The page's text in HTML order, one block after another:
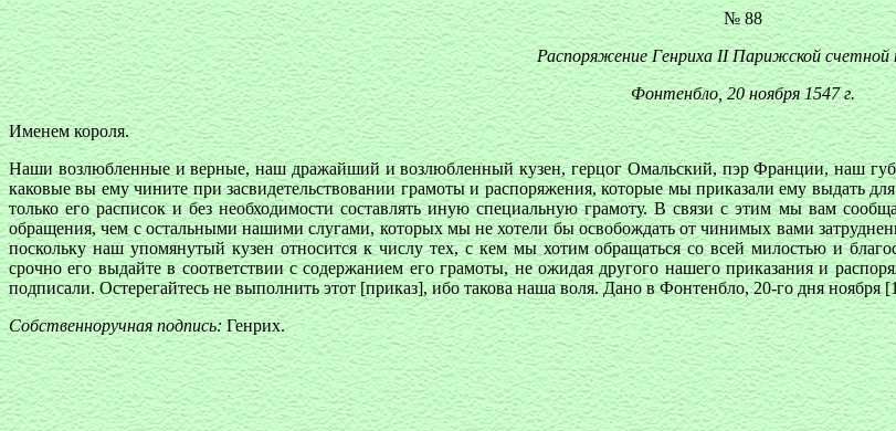
№ 88
Распоряжение Генриха II Парижской счетной
Фонтенбло, 20 ноября 1547 г.
Именем короля.
Наши возлюбленные и верные, наш дражайший и возлюбленный кузен, герцог Омальский, пэр Франции, наш
каковые вы ему чините при засвидетельствовании грамоты и распоряжения, которые мы приказали ему выдать
только его расписок и без необходимости составлять иную специальную грамоту. В связи с этим мы вам
обращения, чем с остальными нашими слугами, которых мы не хотели бы освобождать от чинимых вами
поскольку наш упомянутый кузен относится к числу тех, с кем мы хотим обращаться со всей милостью и
срочно его выдайте в соответствии с содержанием его грамоты, не ожидая другого нашего приказания и
подписали. Остерегайтесь не выполнить этот [приказ], ибо такова наша воля. Дано в Фонтенбло, 20-го дня ноября
Собственноручная подпись:Генрих.